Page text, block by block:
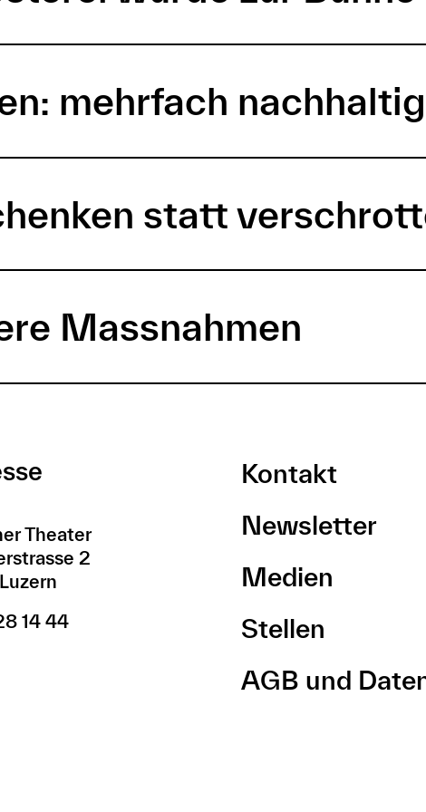
mehrfach nachhaltig
statt
Massnahmen
Theater
2
14 44
Kontakt
Newsletter
Medien
Stellen
AGB und